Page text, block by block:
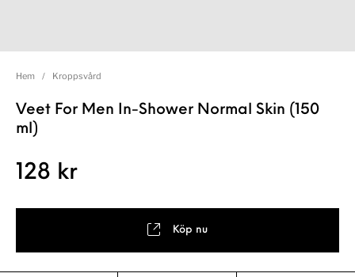
Hem / Kroppsvård
Veet For Men In-Shower Normal Skin (150
ml)
128 kr
Köp nu